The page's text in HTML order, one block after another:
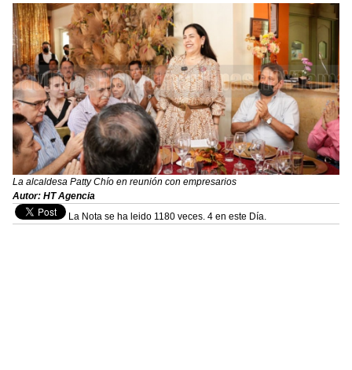
La alcaldesa Patty Chío en reunión con empresarios
Autor: HT Agencia
La Nota se ha leido 1180 veces. 4 en este Día.